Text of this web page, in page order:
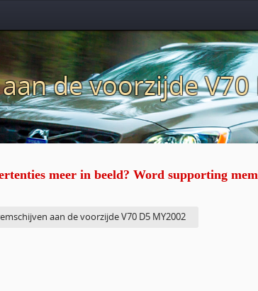
de voorzijde V70
meer in beeld? Word supporting
aan de voorzijde V70 D5 MY2002